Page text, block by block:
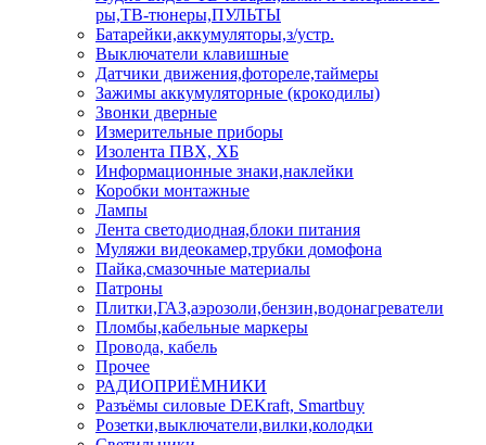
ры,ТВ-тюнеры,ПУЛЬТЫ
Батарейки,аккумуляторы,з/устр.
Выключатели клавишные
Датчики движения,фотореле,таймеры
Зажимы аккумуляторные (крокодилы)
Звонки дверные
Измерительные приборы
Изолента ПВХ, ХБ
Информационные знаки,наклейки
Коробки монтажные
Лампы
Лента светодиодная,блоки питания
Муляжи видеокамер,трубки домофона
Пайка,смазочные материалы
Патроны
Плитки,ГАЗ,аэрозоли,бензин,водонагреватели
Пломбы,кабельные маркеры
Провода, кабель
Прочее
РАДИОПРИЁМНИКИ
Разъёмы силовые DEKraft, Smartbuy
Розетки,выключатели,вилки,колодки